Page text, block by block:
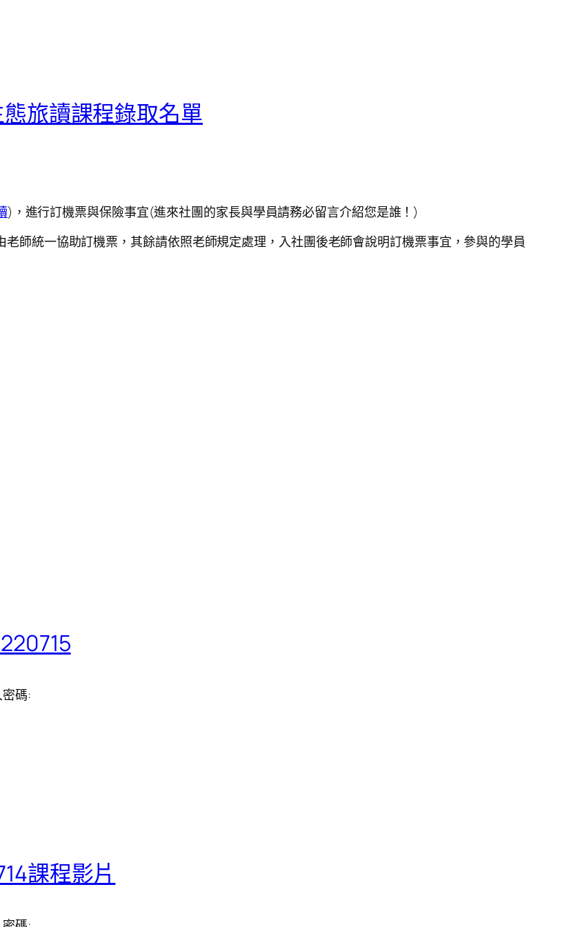
旅讀課程錄取名單
)，進行訂機票與保險事宜(進來社團的家長與學員請務必留言介紹您是誰！)
師統一協助訂機票，其餘請依照老師規定處理，入社團後老師會說明訂機票事宜，參與的學員
碼:
課程影片